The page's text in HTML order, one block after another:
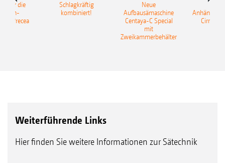
für die
Precea
Schlagkräftig
kombiniert!
Neue
Aufbausämaschine
Centaya-C Special
mit
Zweikammerbehälter
Cirrus
Weiterführende Links
Hier finden Sie weitere Informationen zur Sätechnik